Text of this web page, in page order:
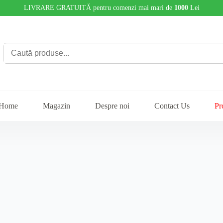
LIVRARE GRATUITĂ pentru comenzi mai mari de 1000Lei
Magazin Despre noi Contact Us